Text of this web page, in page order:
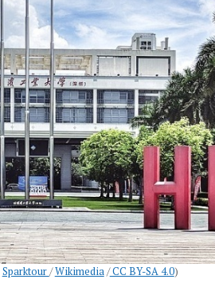
Sparktour/Wikimedia/CC BY-SA 4.0)